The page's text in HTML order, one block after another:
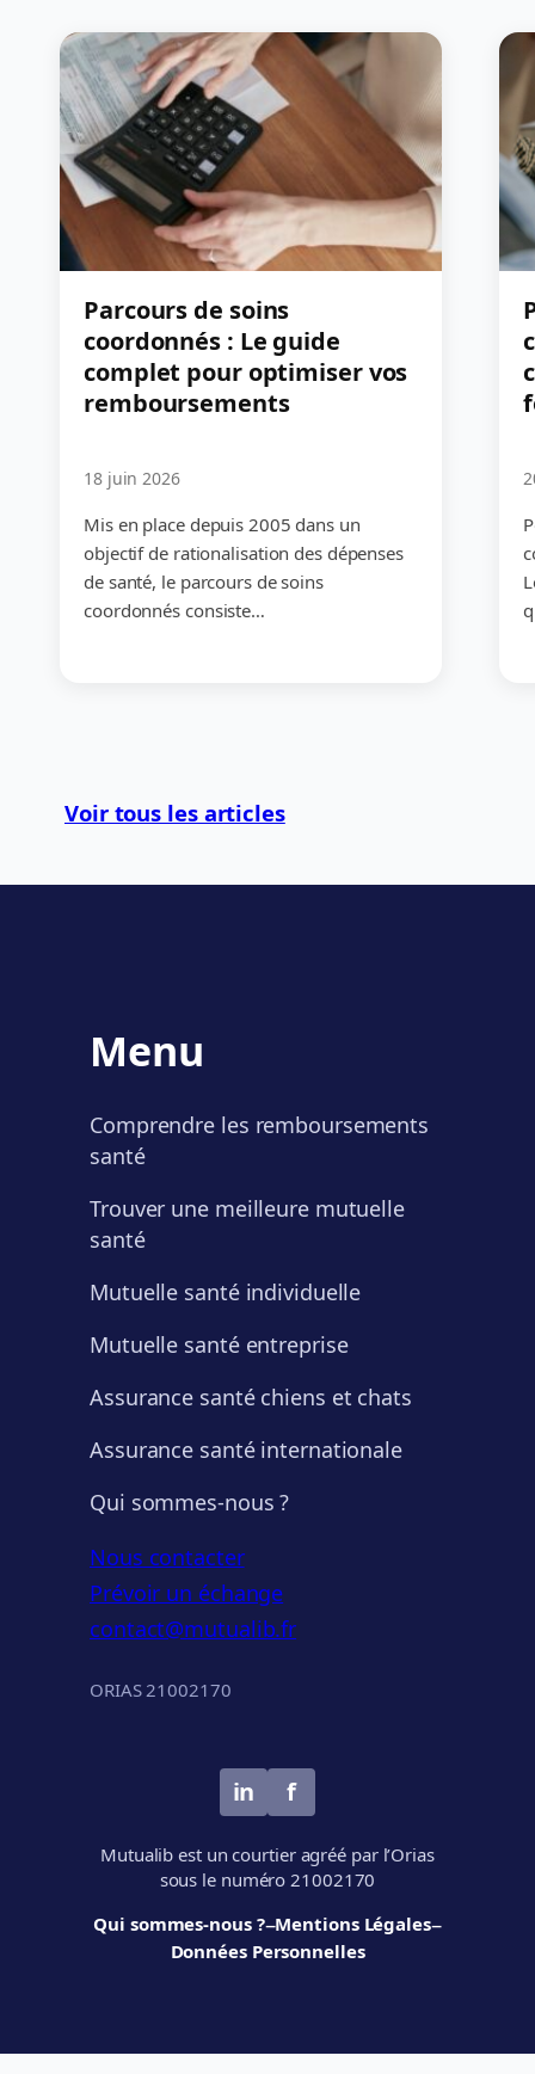
Parcours de soins
coordonnés : Le guide
complet pour optimiser vos
remboursements
18 juin 2026
Mis en place depuis 2005 dans un
objectif de rationalisation des dépenses
de santé, le parcours de soins
coordonnés consiste…
Voir tous les articles
Menu
Comprendre les remboursements
santé
Trouver une meilleure mutuelle
santé
Mutuelle santé individuelle
Mutuelle santé entreprise
Assurance santé chiens et chats
Assurance santé internationale
Qui sommes-nous ?
Nous contacter
Prévoir un échange
contact@mutualib.fr
ORIAS 21002170
in f
Mutualib est un courtier agréé par l’Orias
sous le numéro 21002170
Qui sommes-nous ?–Mentions Légales–
Données Personnelles